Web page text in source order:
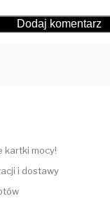
kartki mocy!
i dostawy